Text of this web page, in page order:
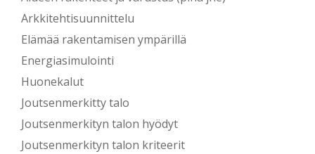
Arkkitehtisuunnittelu
Elämää rakentamisen ympärillä
Energiasimulointi
Huonekalut
Joutsenmerkitty talo
Joutsenmerkityn talon hyödyt
Joutsenmerkityn talon kriteerit